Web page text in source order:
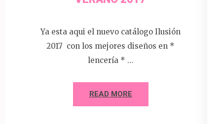
Ya esta aqui el nuevo catálogo Ilusión
2017 con los mejores diseños en *
lencería * …
READ MORE